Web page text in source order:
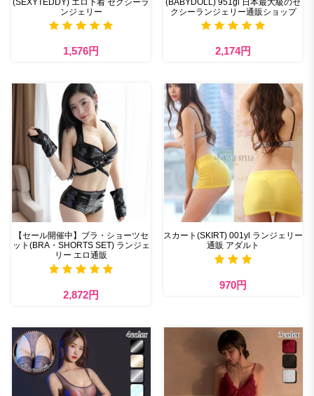
ンジェリー
1,576円
クシーランジェリー通販ショップ
2,174円
【セール開催中】ブラ・ショーツセ
ット(BRA・SHORTS SET) ランジェ
リー エロ通販
2,872円
スカート(SKIRT) 001yl ランジェリー
通販 アダルト
970円